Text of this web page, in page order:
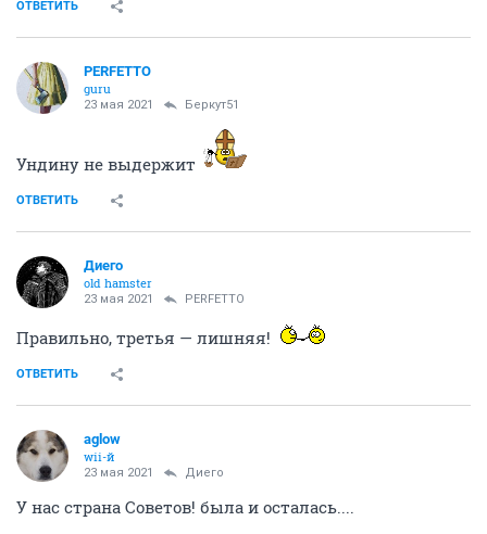
ОТВЕТИТЬ
PERFETTO
guru
23 мая 2021 Беркут51
Ундину не выдержит
ОТВЕТИТЬ
Диего
old hamster
23 мая 2021 PERFETTO
Правильно, третья — лишняя!
ОТВЕТИТЬ
aglow
wii-й
23 мая 2021 Диего
У нас страна Советов! была и осталась....